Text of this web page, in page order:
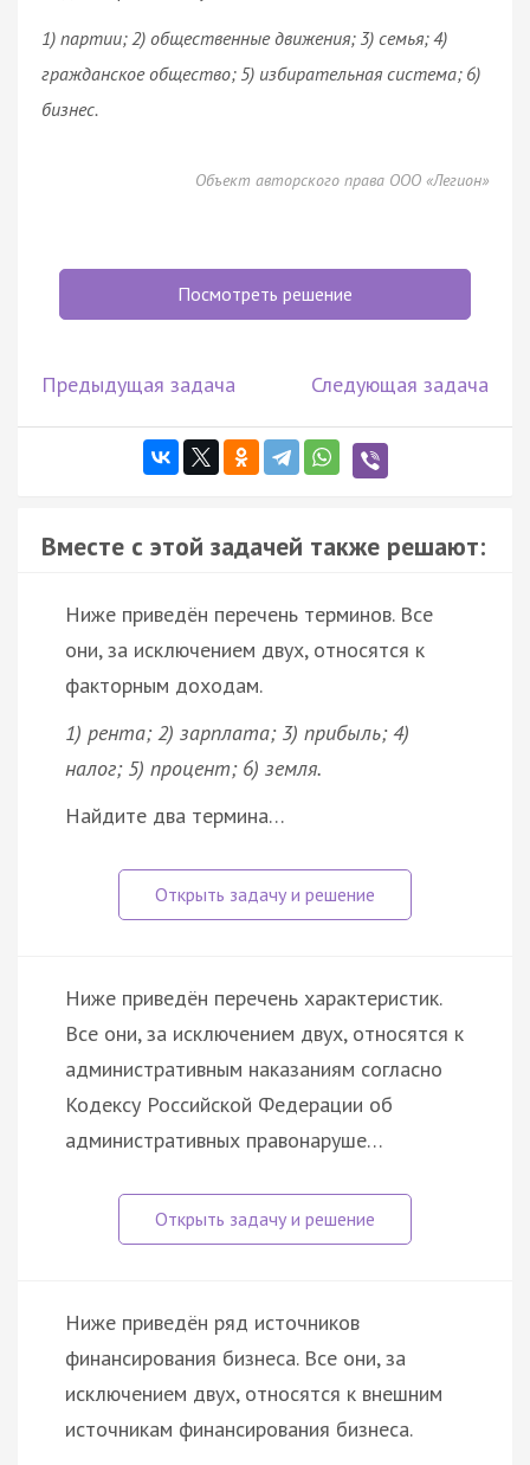
1) партии; 2) общественные движения; 3) семья; 4)
гражданскоеобщество; 5) избирательная система; 6)
бизнес.
Объект авторского права ООО «Легион»
Посмотреть решение
Предыдущая задача Следующая задача
Вместе с этой задачей также решают:
Ниже приведён перечень терминов. Все
они, за исключением двух, относятся к
факторным доходам.
1) рента; 2) зарплата; 3) прибыль; 4)
налог; 5) процент; 6) земля.
Найдите два термина…
Ниже приведён перечень характеристик.
Все они, за исключением двух, относятся к
административным наказаниям согласно
Кодексу Российской Федерации об
административных правонаруше…
Ниже приведён ряд источников
финансирования бизнеса. Все они, за
исключением двух, относятся к внешним
источникам финансирования бизнеса.